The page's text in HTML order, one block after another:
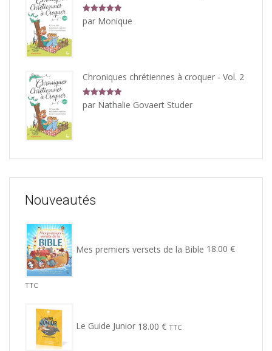
5 sur
5
par Monique
Chroniques chrétiennes à croquer - Vol. 2
5 sur
5
par Nathalie Govaert Studer
Nouveautés
Mes premiers versets de la Bible 18.00 €
TTC
Le Guide Junior 18.00 € TTC